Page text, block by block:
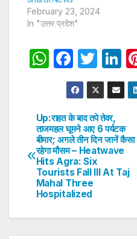
February 23, 2024
In "उत्तर प्रदेश"
W
s
A
p
p
F
a
c
e
b
o
o
k
T
w
itt
er
Li
n
k
dI
n
Post
navigation
Up:राहत के बाद तपे तेवर,
ताजमहल घूमने आए 6 पर्यटक
बीमार; अगले तीन दिन जानें कैसा
रहेगा मौसम – Heatwave
Hits Agra: Six
Tourists Fall Ill At Taj
Mahal Three
Hospitalized